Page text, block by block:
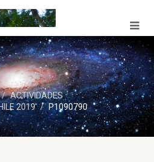
ACTIVIDADES
2019
P1090790